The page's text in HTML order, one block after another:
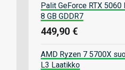
Palit GeForce RTX
8 GB GDDR7
449,90 €
AMD Ryzen 7 5700X
L3 Laatikko